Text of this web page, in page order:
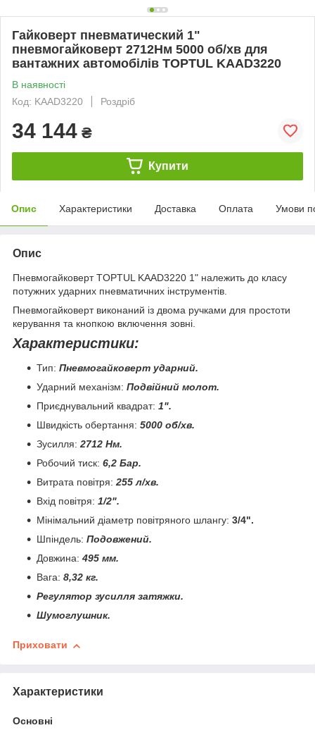
Гайковерт пневматический 1"
пневмогайковерт 2712Нм 5000 об/хв для
вантажних автомобілів TOPTUL KAAD3220
В наявності
Код: KAAD3220
Роздріб
34 144 ₴
Купити
Опис Характеристики Доставка Оплата Умови
Опис
Пневмогайковерт TOPTUL KAAD3220 1" належить до класу
потужних ударних пневматичних інструментів.
Пневмогайковерт виконаний із двома ручками для простоти
керування та кнопкою включення зовні.
Характеристики:
Тип: Пневмогайковерт ударний.
Ударний механізм: Подвійний молот.
Приєднувальний квадрат: 1".
Швидкість обертання: 5000 об/хв.
Зусилля:2712 Нм.
Робочий тиск: 6,2 Бар.
Витрата повітря:255 л/хв.
Вхід повітря: 1/2".
Мінімальний діаметр повітряного шлангу: 3/4".
Шпіндель: Подовжений.
Довжина: 495 мм.
Вага: 8,32 кг.
Регулятор зусилля затяжки.
Шумоглушник.
Приховати
Характеристики
Основні